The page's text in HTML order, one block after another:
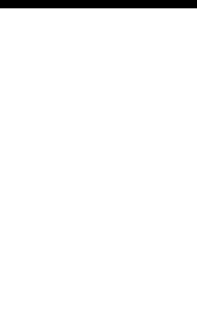
Lumbung Energi,